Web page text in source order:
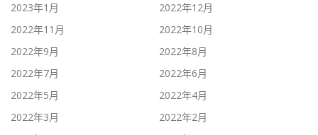
2023年1月
2022年12月
2022年11月
2022年10月
2022年9月
2022年8月
2022年7月
2022年6月
2022年5月
2022年4月
2022年3月
2022年2月